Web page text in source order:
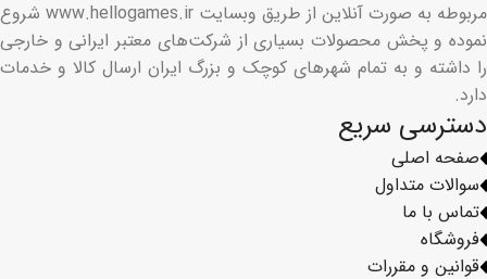
فروشگاه
قوانین و مقررات
دسترسی سریع
صفحه اصلی
سوالات متداول
تماس با ما
مربوطه به صورت آنلاین از طریق وبسایت www.hellogames.ir شروع
نموده و پخش محصولات بسیاری از شرکت‌های معتبر ایرانی و خارجی
را داشته و به تمام شهرهای کوچک و بزرگ ایران ارسال کالا و خدمات
دارد.